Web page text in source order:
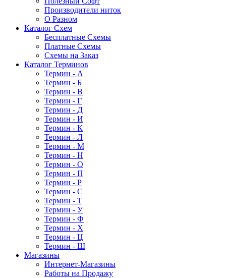
Производители ниток
О Разном
Каталог Схем
Бесплатные Схемы
Платные Схемы
Схемы на Заказ
Каталог Терминов
Термин - А
Термин - Б
Термин - В
Термин - Г
Термин - Д
Термин - И
Термин - К
Термин - Л
Термин - М
Термин - Н
Термин - О
Термин - П
Термин - Р
Термин - С
Термин - Т
Термин - У
Термин - Ф
Термин - Х
Термин - Ц
Термин - Ш
Магазины
Интернет-Магазины
Работы на Продажу